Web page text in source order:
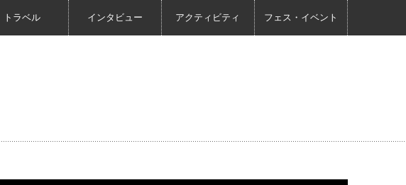
トラベル インタビュー アクティビティ フェス・イベント